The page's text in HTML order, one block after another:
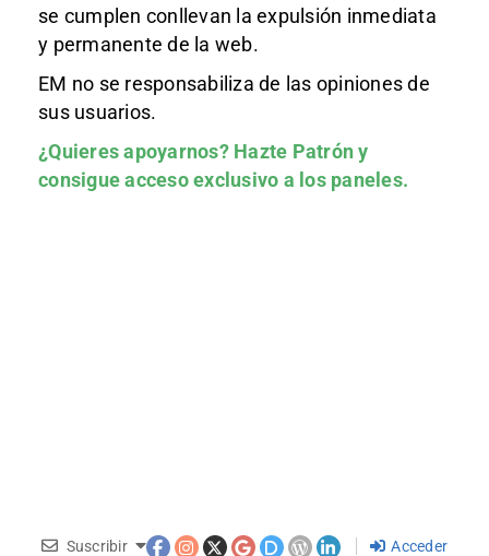
se cumplen conllevan la expulsión inmediata
y permanente de la web.
EM no se responsabiliza de las opiniones de
sus usuarios.
¿Quieres apoyarnos? Hazte Patróny
consigue acceso exclusivo a los paneles.
Suscribir Acceder